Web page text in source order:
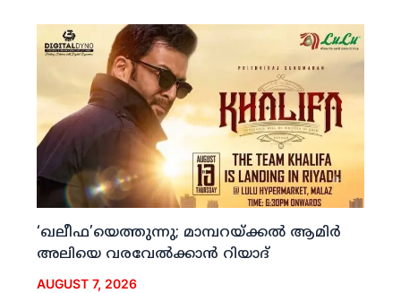
‘ഖലീഫ’യെത്തുന്നു; മാമ്പറയ്ക്കല്‍ ആമിര്‍
അലിയെ വരവേല്‍ക്കാന്‍ റിയാദ്
AUGUST 7, 2026